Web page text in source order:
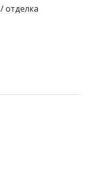
отделка